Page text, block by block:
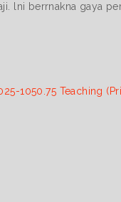
lni berrnakna gaya
1050.75 Teaching